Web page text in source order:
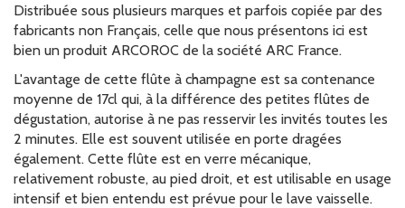
Distribuée sous plusieurs marques et parfois copiée par des
fabricants non Français, celle que nous présentons ici est
bien un produit ARCOROC de la société ARC France.
L'avantage de cette flûte à champagne est sa contenance
moyenne de 17cl qui, à la différence des petites flûtes de
dégustation, autorise à ne pas resservir les invités toutes les
2 minutes. Elle est souvent utilisée en porte dragées
également. Cette flûte est en verre mécanique,
relativement robuste, au pied droit, et est utilisable en usage
intensif et bien entendu est prévue pour le lave vaisselle.